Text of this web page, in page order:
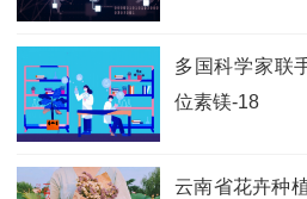
多国科学家联
位素镁-18
云南省花卉种